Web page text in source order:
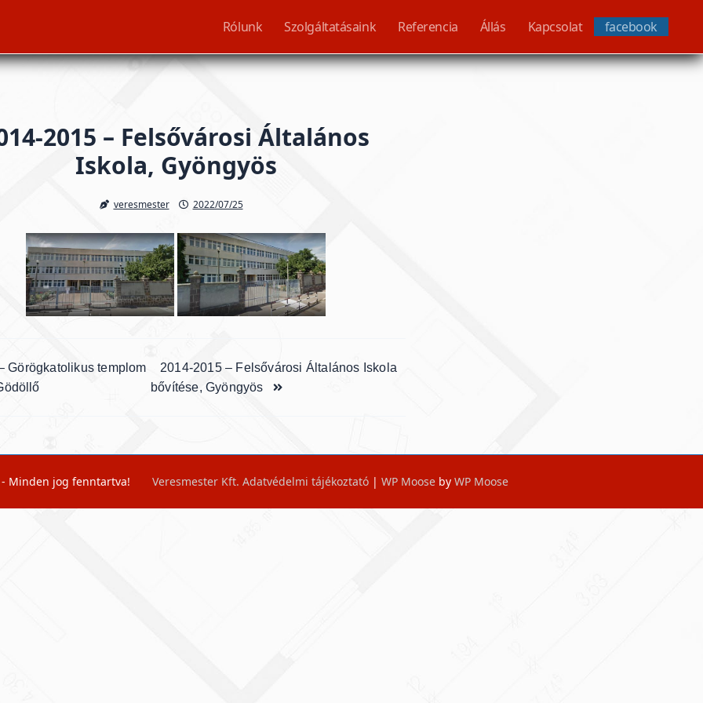
Rólunk Szolgáltatásaink Referencia Állás Kapcsolat facebook
2015 – Felsővárosi Általános
Iskola, Gyöngyös
veresmester 2022/07/25
span>
Görögkatolikus templom
2014-2015 – Felsővárosi Általános Iskola
bővítése, Gyöngyös
Minden jog fenntartva! Veresmester Kft. Adatvédelmi tájékoztató| WP Mooseby WP Moose